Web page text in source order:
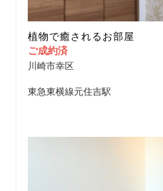
植物で癒されるお部屋
ご成約済
川崎市幸区
東急東横線元住吉駅